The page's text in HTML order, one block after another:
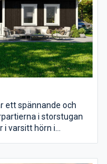
ett spännande och
i storstugan
i varsitt hörn i